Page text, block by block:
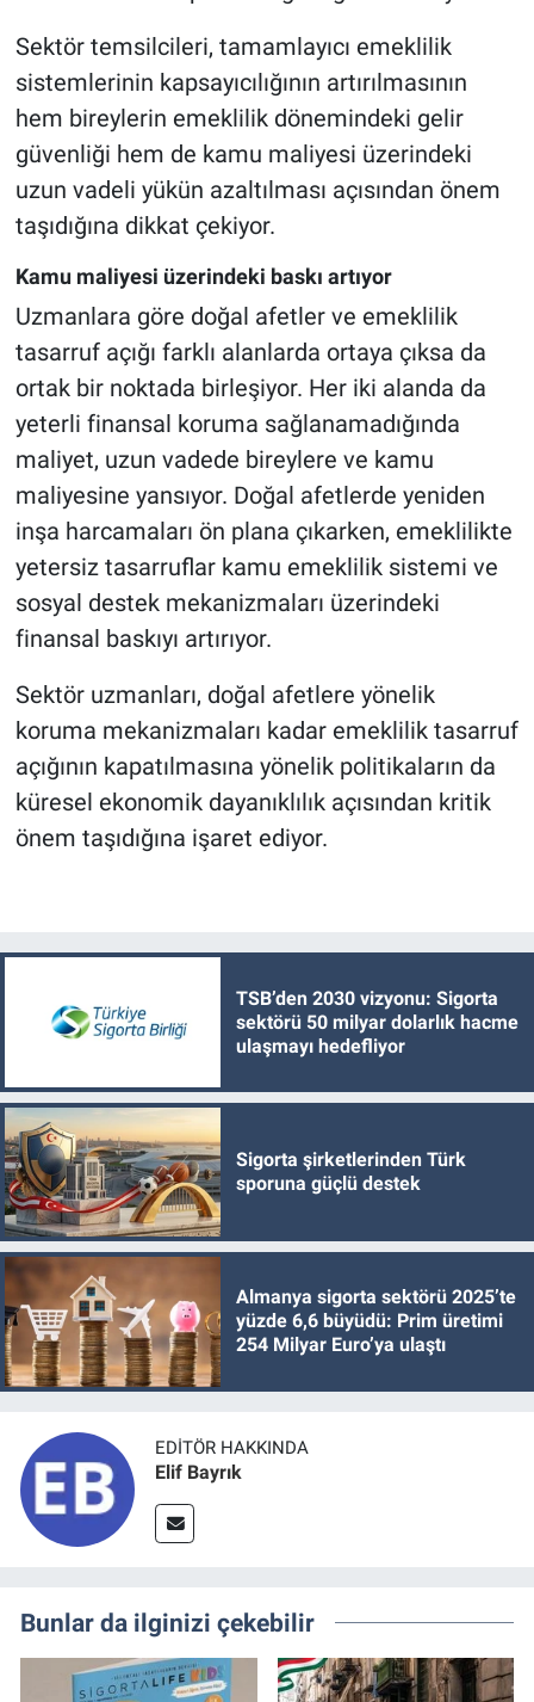
Sektör temsilcileri, tamamlayıcı emeklilik
sistemlerinin kapsayıcılığının artırılmasının
hem bireylerin emeklilik dönemindeki gelir
güvenliği hem de kamu maliyesi üzerindeki
uzun vadeli yükün azaltılması açısından önem
taşıdığına dikkat çekiyor.
Kamu maliyesi üzerindeki baskı artıyor
Uzmanlara göre doğal afetler ve emeklilik
tasarruf açığı farklı alanlarda ortaya çıksa da
ortak bir noktada birleşiyor. Her iki alanda da
yeterli finansal koruma sağlanamadığında
maliyet, uzun vadede bireylere ve kamu
maliyesine yansıyor. Doğal afetlerde yeniden
inşa harcamaları ön plana çıkarken, emeklilikte
yetersiz tasarruflar kamu emeklilik sistemi ve
sosyal destek mekanizmaları üzerindeki
finansal baskıyı artırıyor.
Sektör uzmanları, doğal afetlere yönelik
koruma mekanizmaları kadar emeklilik tasarruf
açığının kapatılmasına yönelik politikaların da
küresel ekonomik dayanıklılık açısından kritik
önem taşıdığına işaret ediyor.
TSB’den 2030 vizyonu: Sigorta
sektörü 50 milyar dolarlık hacme
ulaşmayı hedefliyor
Sigorta şirketlerinden Türk
sporuna güçlü destek
Almanya sigorta sektörü 2025’te
yüzde 6,6 büyüdü: Prim üretimi
254 Milyar Euro’ya ulaştı
EDITÖR HAKKINDA
Elif Bayrık
Bunlar da ilginizi çekebilir